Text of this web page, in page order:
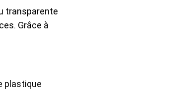
transparente
Grâce à
plastique